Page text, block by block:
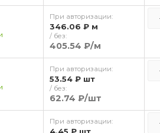
При авторизации:
346.06 ₽ м
/ без:
405.54 ₽/м
При авторизации:
53.54 ₽ шт
/ без:
62.74 ₽/шт
При авторизации: